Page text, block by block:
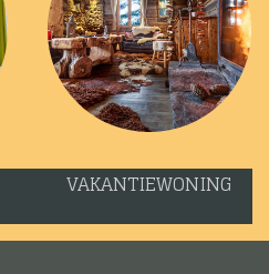
VAKANTIEWONING